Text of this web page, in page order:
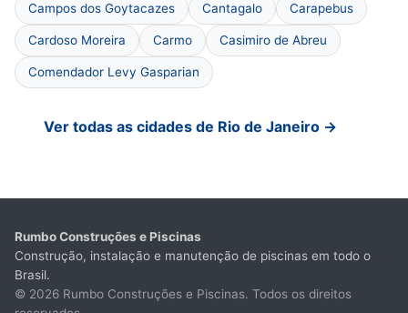
Campos dos Goytacazes Cantagalo Carapebus
Cardoso Moreira Carmo Casimiro de Abreu
Comendador Levy Gasparian
Ver todas as cidades de Rio de Janeiro →
Rumbo Construções e Piscinas
Construção, instalação e manutenção de piscinas em todo o
Brasil.
© 2026 Rumbo Construções e Piscinas. Todos os direitos